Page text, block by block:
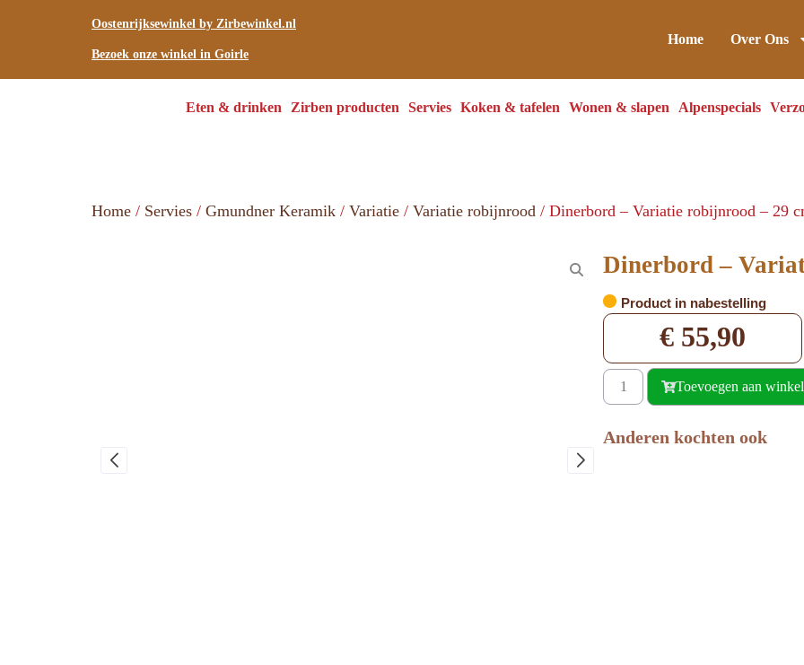
Oostenrijksewinkel by Zirbewinkel.nl
Bezoek onze winkel in Goirle
Home Over Ons
Eten & drinken Zirben producten Servies Koken & tafelen Wonen & slapen Alpenspecials
Home / Servies / Gmundner Keramik / Variatie / Variatie robijnrood / Dinerbord – Variatie robijnrood – 29
Dinerbord –
Product in nabestelling
€ 55,90
Toevoegen aan
Anderen kochten ook